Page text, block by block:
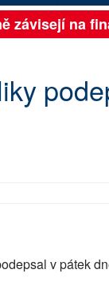
na
v pátek